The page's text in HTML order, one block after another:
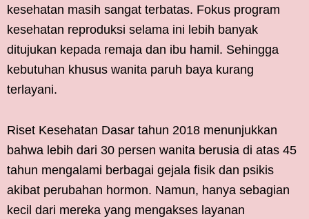
kesehatan masih sangat terbatas. Fokus program
kesehatan reproduksi selama ini lebih banyak
ditujukan kepada remaja dan ibu hamil. Sehingga
kebutuhan khusus wanita paruh baya kurang
terlayani.
Riset Kesehatan Dasar tahun 2018 menunjukkan
bahwa lebih dari 30 persen wanita berusia di atas 45
tahun mengalami berbagai gejala fisik dan psikis
akibat perubahan hormon. Namun, hanya sebagian
kecil dari mereka yang mengakses layanan